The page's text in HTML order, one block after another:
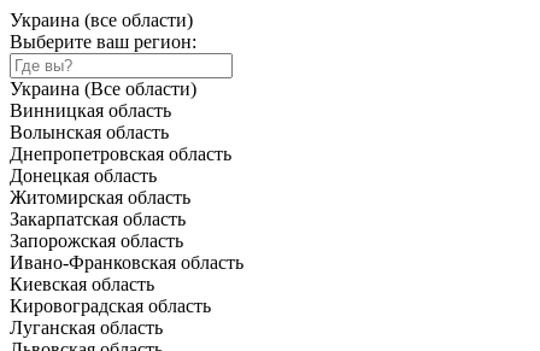
Украина (все области)
Выберите ваш регион:
Украина (Все области)
Винницкая область
Волынская область
Днепропетровская область
Донецкая область
Житомирская область
Закарпатская область
Запорожская область
Ивано-Франковская область
Киевская область
Кировоградская область
Луганская область